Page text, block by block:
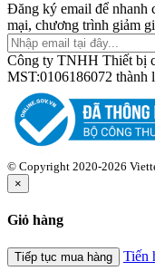
Đăng ký email để nhanh
mại, chương trình giảm
Công ty TNHH Thiết bị
MST:0106186072 thành
© Copyright 2020-2026
×
Giỏ hàng
Tiếp tục mua hàng Tiến